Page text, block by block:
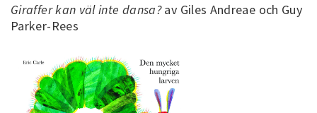
Giraffer kan väl inte dansa?av Giles Andreae och Guy
Parker-Rees